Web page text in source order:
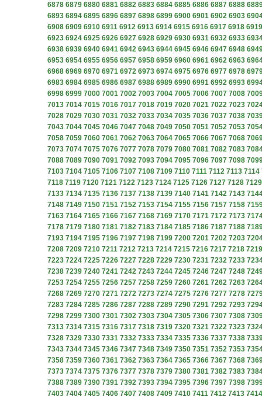
6878 6879 6880 6881 6882 6883 6884 6885 6886 6887 6888
6893 6894 6895 6896 6897 6898 6899 6900 6901 6902 6903
6908 6909 6910 6911 6912 6913 6914 6915 6916 6917 6918 6919
6923 6924 6925 6926 6927 6928 6929 6930 6931 6932 6933
6938 6939 6940 6941 6942 6943 6944 6945 6946 6947 6948
6953 6954 6955 6956 6957 6958 6959 6960 6961 6962 6963
6968 6969 6970 6971 6972 6973 6974 6975 6976 6977 6978
6983 6984 6985 6986 6987 6988 6989 6990 6991 6992 6993
6998 6999 7000 7001 7002 7003 7004 7005 7006 7007 7008
7013 7014 7015 7016 7017 7018 7019 7020 7021 7022 7023
7028 7029 7030 7031 7032 7033 7034 7035 7036 7037 7038
7043 7044 7045 7046 7047 7048 7049 7050 7051 7052 7053
7058 7059 7060 7061 7062 7063 7064 7065 7066 7067 7068
7073 7074 7075 7076 7077 7078 7079 7080 7081 7082 7083
7088 7089 7090 7091 7092 7093 7094 7095 7096 7097 7098
7103 7104 7105 7106 7107 7108 7109 7110 7111 7112 7113 7114
7118 7119 7120 7121 7122 7123 7124 7125 7126 7127 7128 7129
7133 7134 7135 7136 7137 7138 7139 7140 7141 7142 7143
7148 7149 7150 7151 7152 7153 7154 7155 7156 7157 7158
7163 7164 7165 7166 7167 7168 7169 7170 7171 7172 7173
7178 7179 7180 7181 7182 7183 7184 7185 7186 7187 7188
7193 7194 7195 7196 7197 7198 7199 7200 7201 7202 7203
7208 7209 7210 7211 7212 7213 7214 7215 7216 7217 7218 7219
7223 7224 7225 7226 7227 7228 7229 7230 7231 7232 7233
7238 7239 7240 7241 7242 7243 7244 7245 7246 7247 7248
7253 7254 7255 7256 7257 7258 7259 7260 7261 7262 7263
7268 7269 7270 7271 7272 7273 7274 7275 7276 7277 7278
7283 7284 7285 7286 7287 7288 7289 7290 7291 7292 7293
7298 7299 7300 7301 7302 7303 7304 7305 7306 7307 7308
7313 7314 7315 7316 7317 7318 7319 7320 7321 7322 7323
7328 7329 7330 7331 7332 7333 7334 7335 7336 7337 7338
7343 7344 7345 7346 7347 7348 7349 7350 7351 7352 7353
7358 7359 7360 7361 7362 7363 7364 7365 7366 7367 7368
7373 7374 7375 7376 7377 7378 7379 7380 7381 7382 7383
7388 7389 7390 7391 7392 7393 7394 7395 7396 7397 7398
7403 7404 7405 7406 7407 7408 7409 7410 7411 7412 7413 7414